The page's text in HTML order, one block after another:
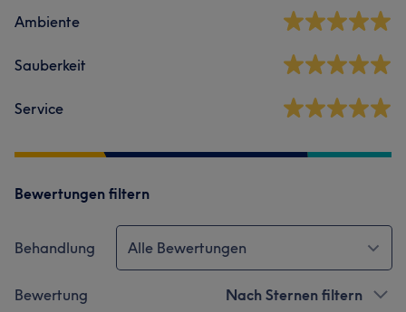
Ambiente
Sauberkeit
Service
Bewertungen filtern
Behandlung Alle Bewertungen
Bewertung Nach Sternen filtern